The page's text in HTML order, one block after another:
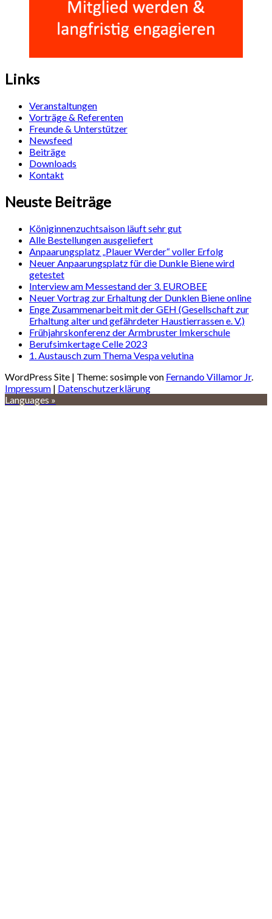
Links
Veranstaltungen
Vorträge & Referenten
Freunde & Unterstützer
Newsfeed
Beiträge
Downloads
Kontakt
Neuste Beiträge
Königinnenzuchtsaison läuft sehr gut
Alle Bestellungen ausgeliefert
Anpaarungsplatz „Plauer Werder“ voller Erfolg
Neuer Anpaarungsplatz für die Dunkle Biene wird
getestet
Interview am Messestand der 3. EUROBEE
Neuer Vortrag zur Erhaltung der Dunklen Biene online
Enge Zusammenarbeit mit der GEH (Gesellschaft zur
Erhaltung alter und gefährdeter Haustierrassen e. V.)
Frühjahrskonferenz der Armbruster Imkerschule
Berufsimkertage Celle 2023
1. Austausch zum Thema Vespa velutina
WordPress Site | Theme: sosimple von Fernando Villamor Jr.
Impressum | Datenschutzerklärung
Languages »